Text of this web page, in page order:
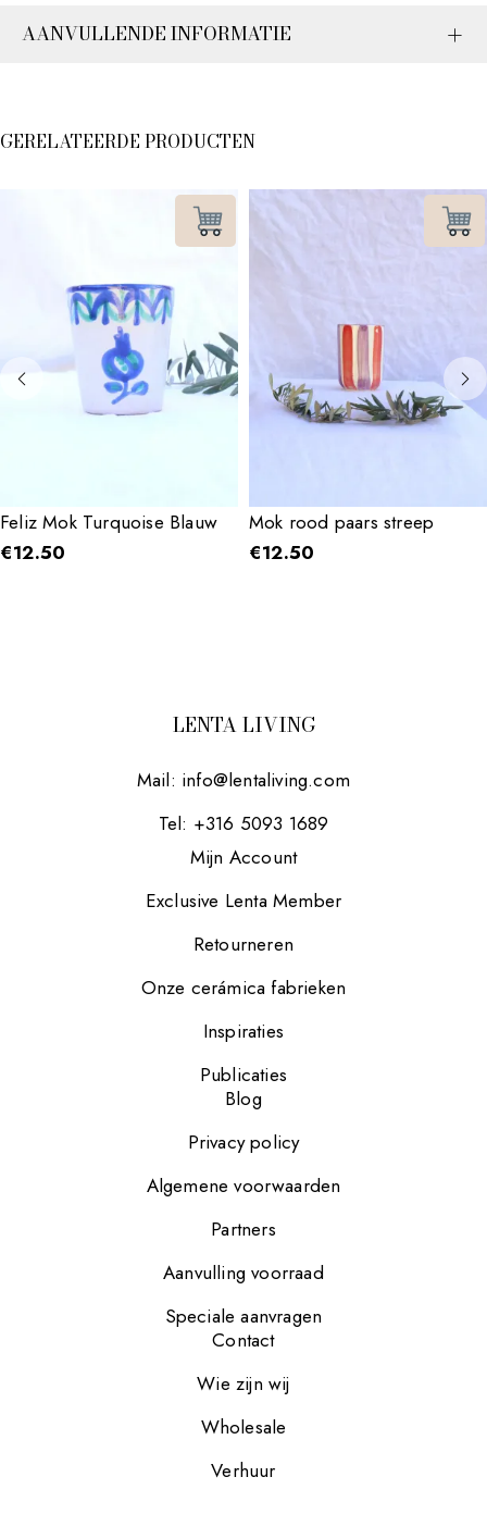
AANVULLENDE INFORMATIE
GERELATEERDE PRODUCTEN
Feliz Mok Turquoise Blauw
€12.50
Mok rood paars streep
€12.50
LENTA LIVING
Mail: info@lentaliving.com
Tel: +316 5093 1689
Mijn Account
Exclusive Lenta Member
Retourneren
Onze cerámica fabrieken
Inspiraties
Publicaties
Blog
Privacy policy
Algemene voorwaarden
Partners
Aanvulling voorraad
Speciale aanvragen
Contact
Wie zijn wij
Wholesale
Verhuur